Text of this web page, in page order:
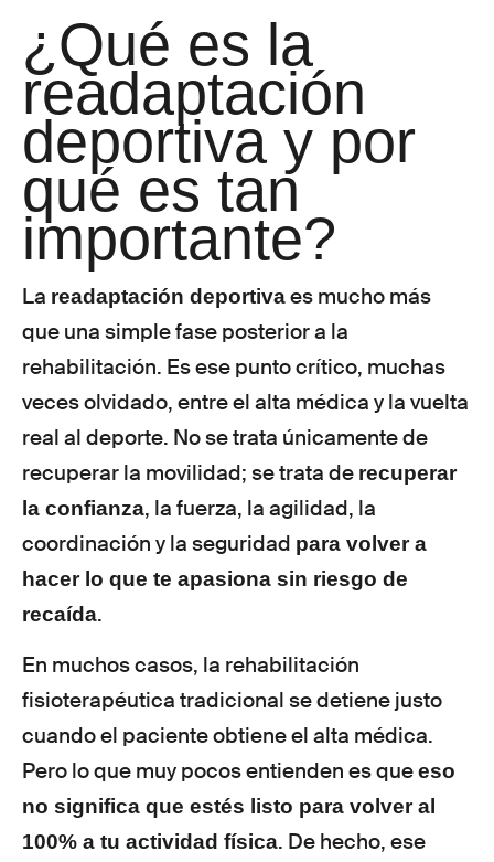
¿Qué es la
readaptación
deportiva y por
qué es tan
importante?
La readaptación deportivaes mucho más
que una simple fase posterior a la
rehabilitación. Es ese punto crítico, muchas
veces olvidado, entre el alta médica y la vuelta
real al deporte. No se trata únicamente de
recuperar la movilidad; se trata de recuperar
la confianza, la fuerza, la agilidad, la
coordinación y la seguridad para volver a
hacer lo que te apasiona sin riesgo de
recaída.
En muchos casos, la rehabilitación
fisioterapéutica tradicional se detiene justo
cuando el paciente obtiene el alta médica.
Pero lo que muy pocos entienden es queeso
no significa que estés listo para volver al
100% a tu actividad física. De hecho, ese